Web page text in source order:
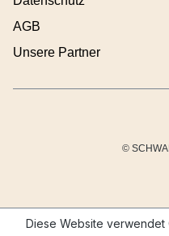
AGB
Unsere Partner
©
Diese Website verwendet